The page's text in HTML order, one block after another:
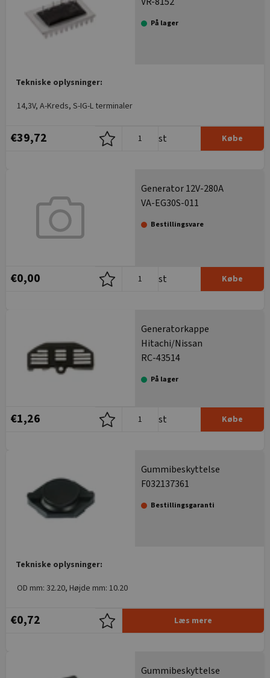
På lager
Tekniske oplysninger:
14,3V, A-Kreds, S-IG-L terminaler
€39,72 st Købe
Generator 12V-280A
VA-EG30S-011
Bestillingsvare
€0,00 st Købe
Generatorkappe
Hitachi/Nissan
RC-43514
På lager
€1,26 st Købe
Gummibeskyttelse
F032137361
Bestillingsgaranti
Tekniske oplysninger:
OD mm: 32.20, Højde mm: 10.20
€0,72 Læs mere
Gummibeskyttelse